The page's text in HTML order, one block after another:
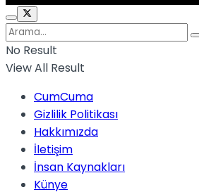
No Result
View All Result
CumCuma
Gizlilik Politikası
Hakkımızda
İletişim
İnsan Kaynakları
Künye